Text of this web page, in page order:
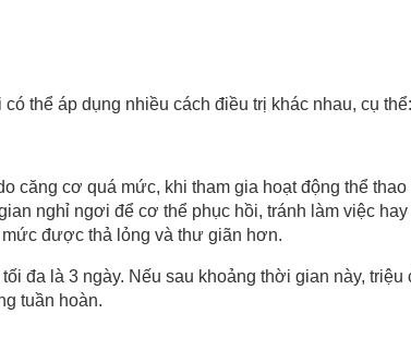
thể áp dụng nhiều cách điều trị khác nhau, cụ thể:
cơ quá mức, khi tham gia hoạt động thể
nghỉ ngơi để cơ thể phục hồi, tránh làm việc
được thả lỏng và thư giãn hơn.
đa là 3 ngày. Nếu sau khoảng thời gian này,
tuần hoàn.